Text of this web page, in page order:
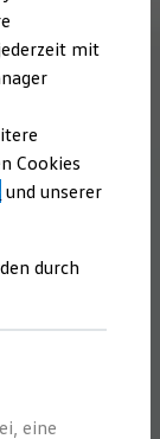
mit
Cookies
und unserer
durch
eine